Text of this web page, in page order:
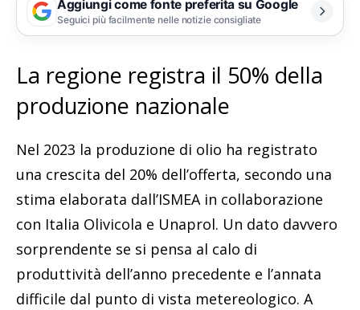
Aggiungi come fonte preferita su Google
Seguici più facilmente nelle notizie consigliate
La regione registra il 50% della
produzione nazionale
Nel 2023 la produzione di olio ha registrato
una crescita del 20% dell’offerta, secondo una
stima elaborata dall’ISMEA in collaborazione
con Italia Olivicola e Unaprol. Un dato davvero
sorprendente se si pensa al calo di
produttività dell’anno precedente e l’annata
difficile dal punto di vista metereologico. A